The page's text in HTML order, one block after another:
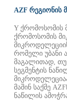
AZF რეგიონის
Y ქრომოსომის
ქრომოსომის
რომელი უბანი
მაგალითად, თუ
სეგმენტის
მაშინ საქმე
ნაწილის